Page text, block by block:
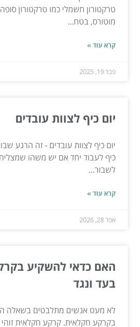
טרקטורון חשמלי כמו טרקטורון
מוטורס, בטח...
קרא עוד »
פבר 19, 2025
יום כיף לצוות עובדים
יום כיף לצוות עובדים - זה הרגע
כיף לעבוד יחד אם יש משהו
לשבור...
קרא עוד »
אפר 28, 2026
האם כדאי להשקיע
בעד ונגד
לא מעט אנשים מתלבטים בשאלה
בקרקע חקלאית. קרקע חקלאית